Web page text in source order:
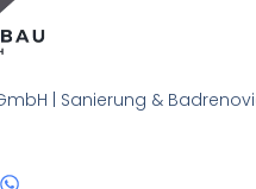
| Sanierung &